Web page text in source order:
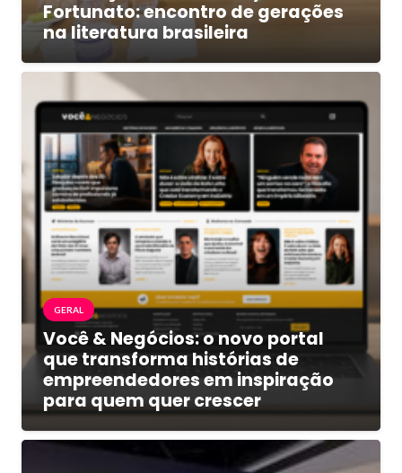
Fortunato: encontro de gerações
na literatura brasileira
GERAL
Você & Negócios: o novo portal
que transforma histórias de
empreendedores em inspiração
para quem quer crescer